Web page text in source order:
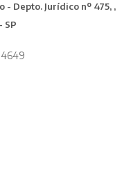
- Depto. Jurídico nº 475, ,
SP
4649